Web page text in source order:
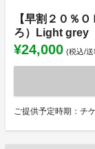
【早割２０％
ろ）Light grey
¥24,000 (税込/送
ご提供予定時期：チ